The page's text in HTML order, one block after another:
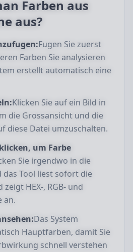
Farben aus
aus?
Fugen Sie zuerst
Farben Sie analysieren
erstellt automatisch eine
Klicken Sie auf ein Bild in
die Grossansicht und die
diese Datei umzuschalten.
um Farbe
Sie irgendwo in die
das Tool liest sofort die
HEX-, RGB- und
an.
Das System
Hauptfarben, damit Sie
schnell verstehen